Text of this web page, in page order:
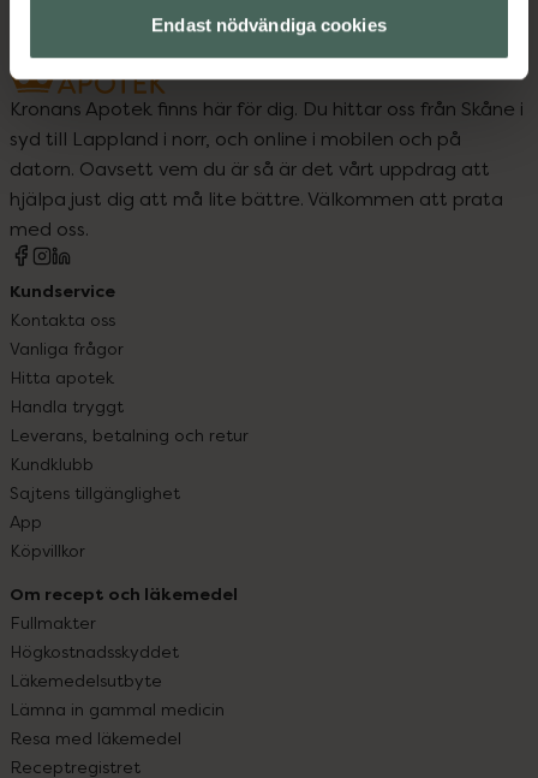
Endast nödvändiga cookies
Kronans Apotek finns här för dig. Du hittar oss från Skåne i
syd till Lappland i norr, och online i mobilen och på
datorn. Oavsett vem du är så är det vårt uppdrag att
hjälpa just dig att må lite bättre. Välkommen att prata
med oss.
Kundservice
Kontakta oss
Vanliga frågor
Hitta apotek
Handla tryggt
Leverans, betalning och retur
Kundklubb
Sajtens tillgänglighet
App
Köpvillkor
Om recept och läkemedel
Fullmakter
Högkostnadsskyddet
Läkemedelsutbyte
Lämna in gammal medicin
Resa med läkemedel
Receptregistret